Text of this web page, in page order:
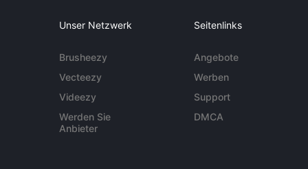
Unser Netzwerk
Brusheezy
Vecteezy
Videezy
Werden Sie
Anbieter
Seitenlinks
Angebote
Werben
Support
DMCA